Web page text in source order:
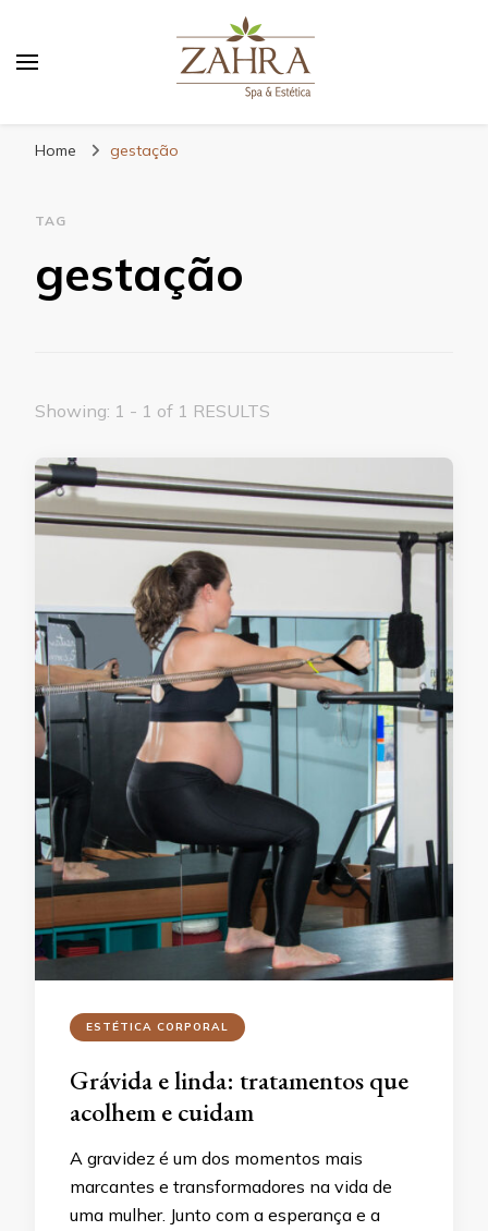
e relaxamento
Home gestação
TAG
gestação
Showing: 1 - 1 of 1 RESULTS
ESTÉTICA CORPORAL
Grávida e linda: tratamentos que
acolhem e cuidam
A gravidez é um dos momentos mais
marcantes e transformadores na vida de
uma mulher. Junto com a esperança e a